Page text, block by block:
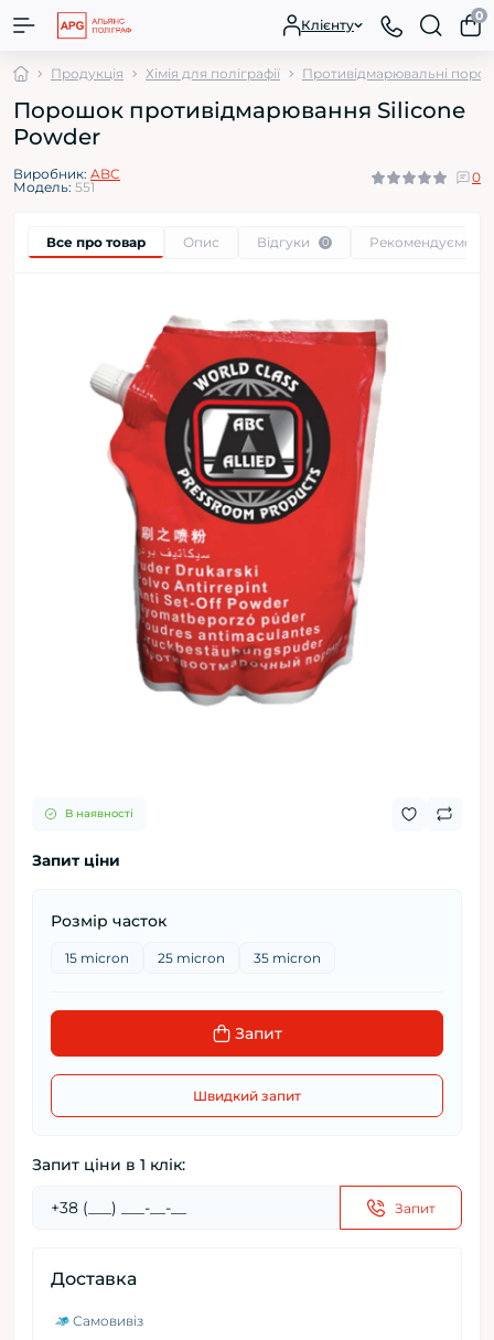
Клієнту
0
Продукція Хімія для поліграфії Противідмарювальні
Порошок противідмарювання Silicone
Powder
Виробник: ABC
Модель: 551
0
Все про товар Опис Відгуки 0 Рекомендуємо
В наявності
Запит ціни
Розмір часток
15 micron 25 micron 35 micron
Запит
Швидкий запит
Запит ціни в 1 клік:
Запит
Доставка
Самовивіз